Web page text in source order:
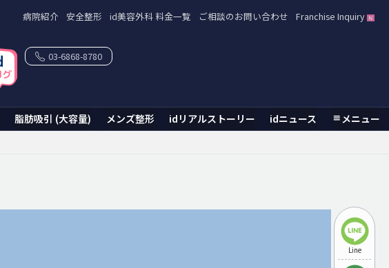
病院紹介 安全整形 id美容外科 料金一覧 ご相談のお問い合わせ Franchise Inquiry
脂肪吸引 (大容量) メンズ整形 idリアルストーリー idニュース メニュー
03-6868-8780
Line